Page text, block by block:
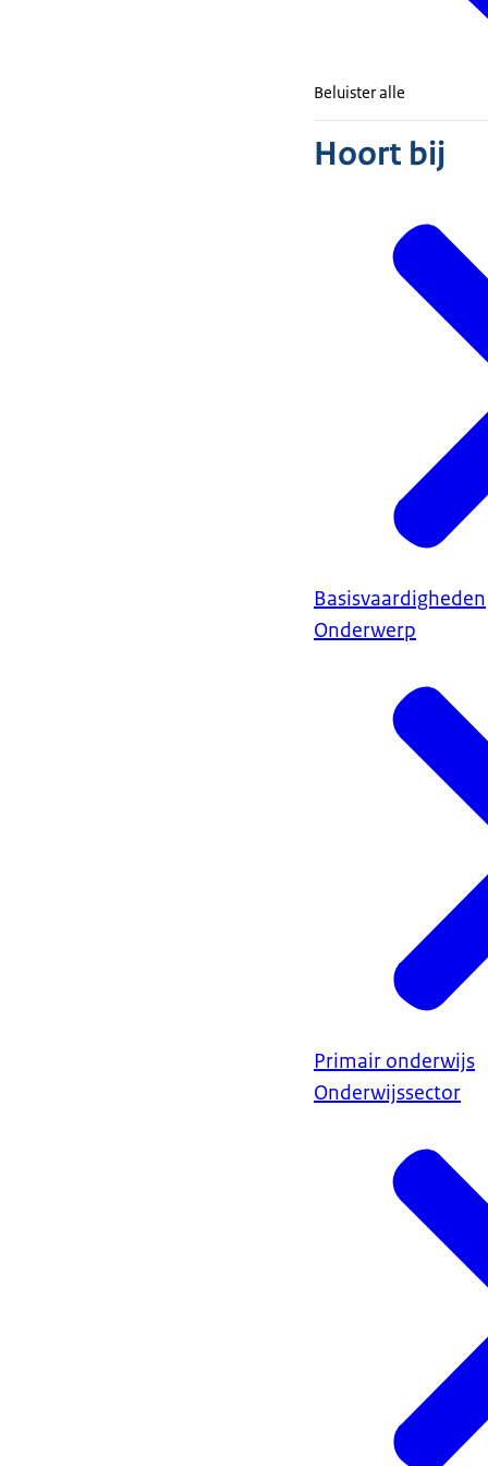
alle kanten
Daan: Ja en
Carlijn: Ik
goed, Maar
op het vmbo.
aandacht is
ministers, bij
begint te
dat vind ik
Daan: Ja
daarbij lezen,
Mirna: Als ik
dingen
wat we vaak
voelen en dat
als besturen,
Daan: Ja oké
tot vmbo
genoeg
Lammie: Ja
Daan: En wat is
Lammie: Ja,
opgegroeid
Nederlands
Ja dan is het
opleiding te
zodat je aan
mensen met
machtig zijn.
zeg maar. En
Daan: Dus de
Lammie: Ja ja,
Daan:
onderzoeken
jaar tijd
Europese top
plaatste bij
minder
Beluister alle
Hoort bij
Basisvaardigheden
Onderwerp
Primair onderwijs
Onderwijssector